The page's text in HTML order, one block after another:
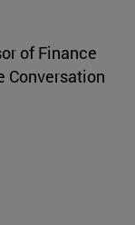
of Finance
Conversation